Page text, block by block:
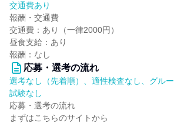
交通費あり
報酬・交通費
交通費：あり（一律2000円）
昼食支給：あり
報酬：なし
応募・選考の流れ
選考なし（先着順）、適性検査なし、グル
試験なし
応募・選考の流れ
まずはこちらのサイトから